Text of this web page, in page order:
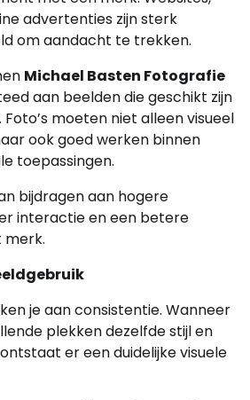
advertenties zijn sterk
om aandacht te trekken.
Michael Basten Fotografie
aan beelden die geschikt zijn
moeten niet alleen visueel
ook goed werken binnen
toepassingen.
bijdragen aan hogere
interactie en een betere
merk.
je aan consistentie. Wanneer
plekken dezelfde stijl en
er een duidelijke visuele